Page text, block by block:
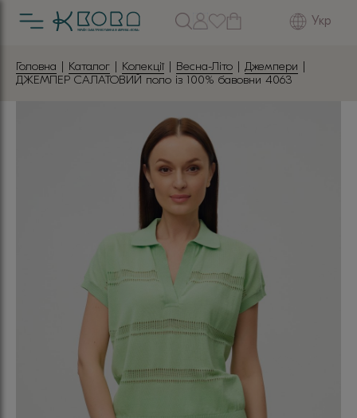
Укр
Головна | Каталог | Колекції | Весна-Літо | Джемпери |
ДЖЕМПЕР САЛАТОВИЙ поло із 100% бавовни 4063